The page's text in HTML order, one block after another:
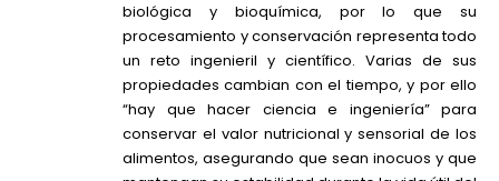
biológica y bioquímica, por lo que su
procesamiento y conservación representa todo
un reto ingenieril y científico. Varias de sus
propiedades cambian con el tiempo, y por ello
“hay que hacer ciencia e ingeniería” para
conservar el valor nutricional y sensorial de los
alimentos, asegurando que sean inocuos y que